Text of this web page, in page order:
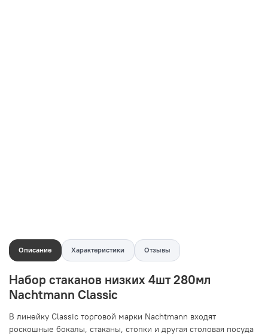
Описание Характеристики Отзывы
Набор стаканов низких 4шт 280мл
Nachtmann Classic
В линейку Classic торговой марки Nachtmann входят
роскошные бокалы, стаканы, стопки и другая столовая посуда